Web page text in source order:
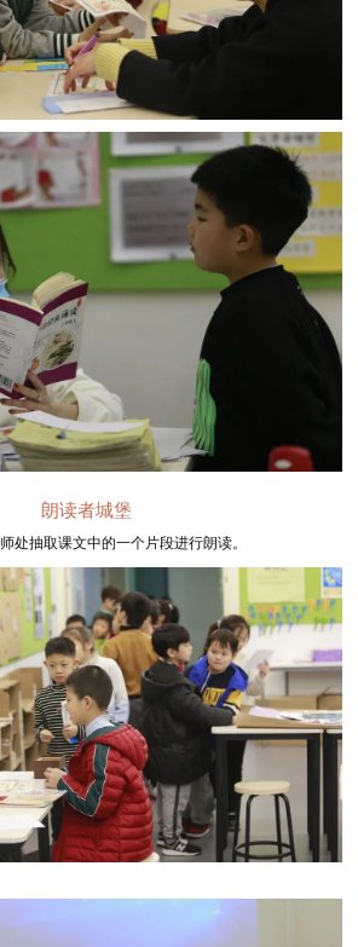
朗读者城堡
处抽取课文中的一个片段进行朗读。